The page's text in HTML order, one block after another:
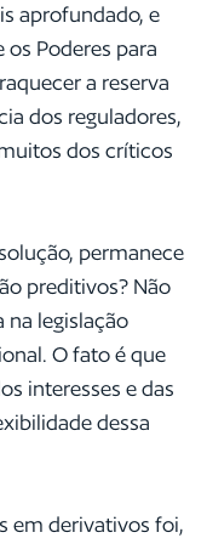
aprofundado, e
Poderes para
a reserva
dos reguladores,
dos críticos
permanece
preditivos? Não
na legislação
O fato é que
interesses e das
dessa
em derivativos foi,